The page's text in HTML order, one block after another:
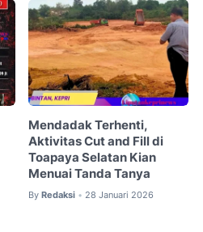
Mendadak Terhenti,
Aktivitas Cut and Fill di
Toapaya Selatan Kian
Menuai Tanda Tanya
By Redaksi • 28 Januari 2026